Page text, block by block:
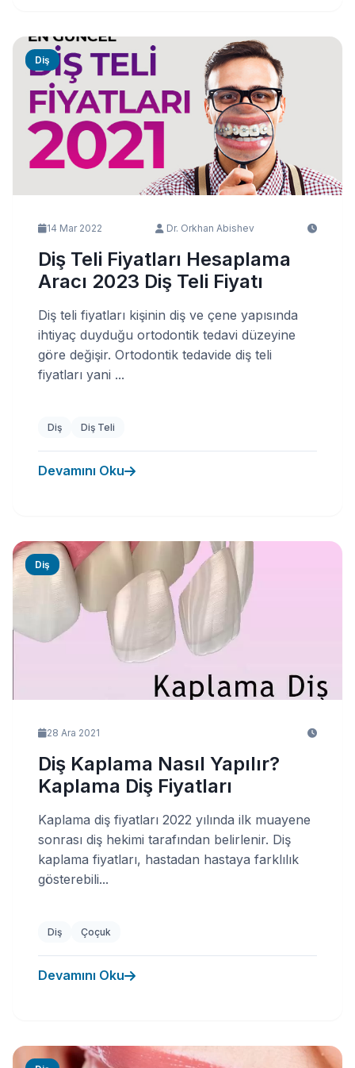
Diş
14 Mar 2022 Dr. Orkhan Abishev
Diş Teli Fiyatları Hesaplama
Aracı 2023 Diş Teli Fiyatı
Diş teli fiyatları kişinin diş ve çene yapısında
ihtiyaç duyduğu ortodontik tedavi düzeyine
göre değişir. Ortodontik tedavide diş teli
fiyatları yani ...
Diş Diş Teli
Devamını Oku
Diş
28 Ara 2021
Diş Kaplama Nasıl Yapılır?
Kaplama Diş Fiyatları
Kaplama diş fiyatları 2022 yılında ilk muayene
sonrası diş hekimi tarafından belirlenir. Diş
kaplama fiyatları, hastadan hastaya farklılık
gösterebili...
Diş Çoçuk
Devamını Oku